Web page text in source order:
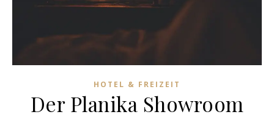
HOTEL & FREIZEIT
Der Planika Showroom